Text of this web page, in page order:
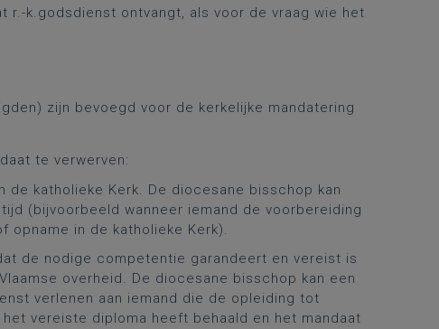
r.-k.godsdienst ontvangt, als voor de vraag wie het
zijn bevoegd voor de kerkelijke mandatering
te verwerven:
de katholieke Kerk. De diocesane bisschop kan
(bijvoorbeeld wanneer iemand de voorbereiding
opname in de katholieke Kerk).
de nodige competentie garandeert en vereist is
overheid. De diocesane bisschop kan een
verlenen aan iemand die de opleiding tot
vereiste diploma heeft behaald en het mandaat